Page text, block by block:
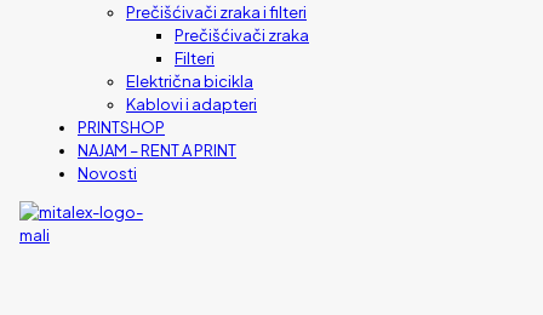
Prečišćivači zraka i filteri
Prečišćivači zraka
Filteri
Električna bicikla
Kablovi i adapteri
PRINTSHOP
NAJAM – RENT A PRINT
Novosti